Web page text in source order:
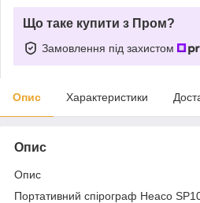
Що таке купити з Пром?
Замовлення під захистом
Опис Характеристики
Опис
Опис
Портативний спірограф Heaco